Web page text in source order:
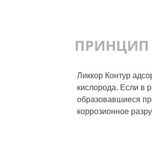
ПРИНЦИП
Ликкор Контур
кислорода. Если в
образовавшиеся
коррозионное